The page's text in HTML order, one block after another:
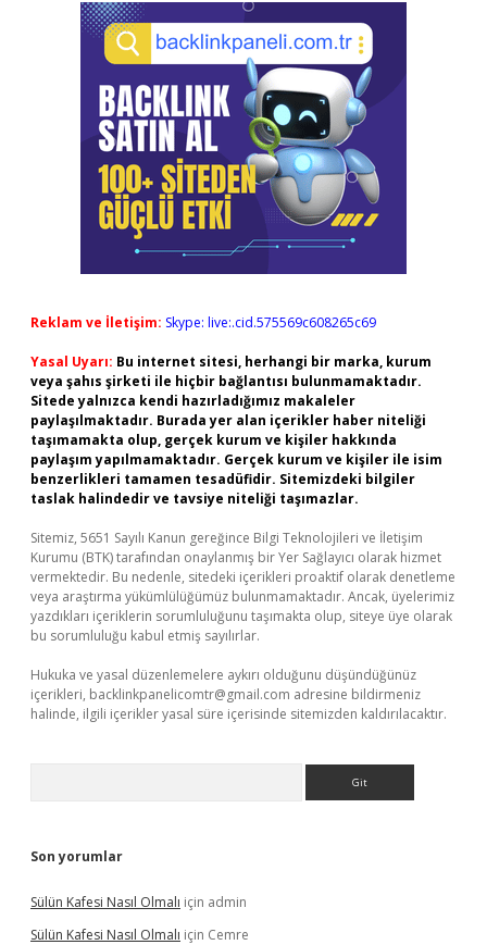
Reklam ve İletişim: Skype: live:.cid.575569c608265c69
Yasal Uyarı: Bu internet sitesi, herhangi bir marka, kurum
veya şahıs şirketi ile hiçbir bağlantısı bulunmamaktadır.
Sitede yalnızca kendi hazırladığımız makaleler
paylaşılmaktadır. Burada yer alan içerikler haber niteliği
taşımamakta olup, gerçek kurum ve kişiler hakkında
paylaşım yapılmamaktadır. Gerçek kurum ve kişiler ile isim
benzerlikleri tamamen tesadüfidir. Sitemizdeki bilgiler
taslak halindedir ve tavsiye niteliği taşımazlar.
Sitemiz, 5651 Sayılı Kanun gereğince Bilgi Teknolojileri ve İletişim
Kurumu (BTK) tarafından onaylanmış bir Yer Sağlayıcı olarak hizmet
vermektedir. Bu nedenle, sitedeki içerikleri proaktif olarak denetleme
veya araştırma yükümlülüğümüz bulunmamaktadır. Ancak, üyelerimiz
yazdıkları içeriklerin sorumluluğunu taşımakta olup, siteye üye olarak
bu sorumluluğu kabul etmiş sayılırlar.
Hukuka ve yasal düzenlemelere aykırı olduğunu düşündüğünüz
içerikleri, backlinkpanelicomtr@gmail.com adresine bildirmeniz
halinde, ilgili içerikler yasal süre içerisinde sitemizden kaldırılacaktır.
Son yorumlar
Sülün Kafesi Nasıl Olmalı için admin
Sülün Kafesi Nasıl Olmalı için Cemre